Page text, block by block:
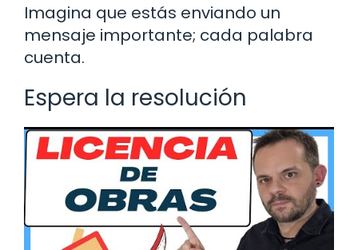
Imagina que estás enviando un
mensaje importante; cada palabra
cuenta.
Espera la resolución